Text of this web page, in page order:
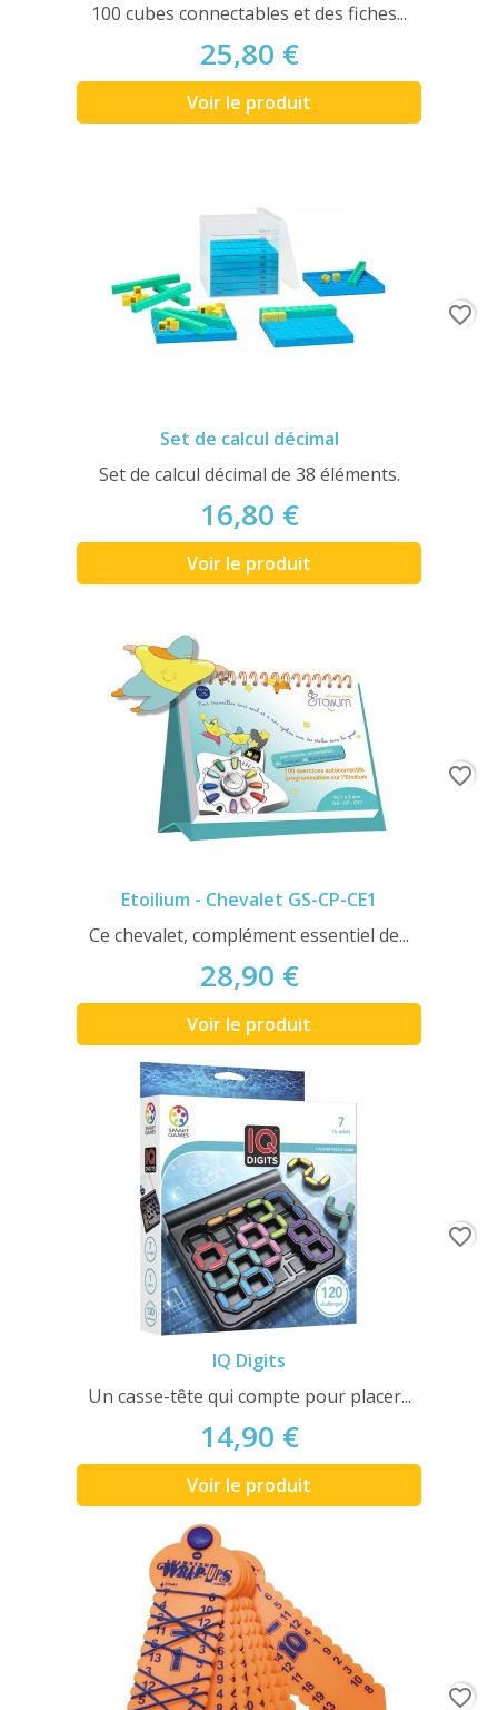
100 cubes connectables et des fiches...
25,80 €
Voir le produit
Set de calcul décimal
Set de calcul décimal de 38 éléments.
16,80 €
Voir le produit
favorite_border
Etoilium - Chevalet GS-CP-CE1
Ce chevalet, complément essentiel de...
28,90 €
Voir le produit
favorite_border
IQ Digits
Un casse-tête qui compte pour placer...
14,90 €
Voir le produit
favorite_border
favorite_border